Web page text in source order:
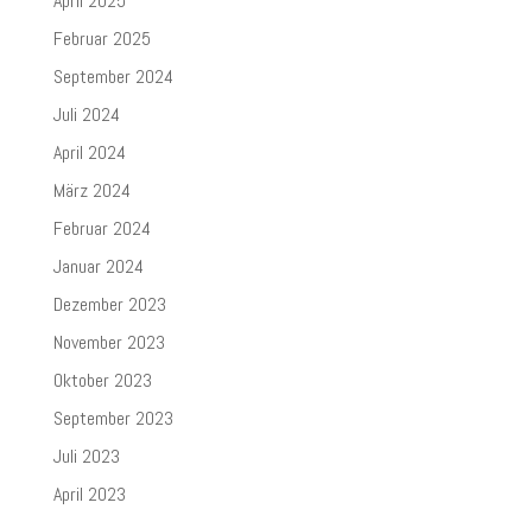
Februar 2025
September 2024
Juli 2024
April 2024
März 2024
Februar 2024
Januar 2024
Dezember 2023
November 2023
Oktober 2023
September 2023
Juli 2023
April 2023